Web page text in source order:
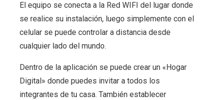
El equipo se conecta a la Red WIFI del lugar donde
se realice su instalación, luego simplemente con el
celular se puede controlar a distancia desde
cualquier lado del mundo.
Dentro de la aplicación se puede crear un «Hogar
Digital» donde puedes invitar a todos los
integrantes de tu casa. También establecer